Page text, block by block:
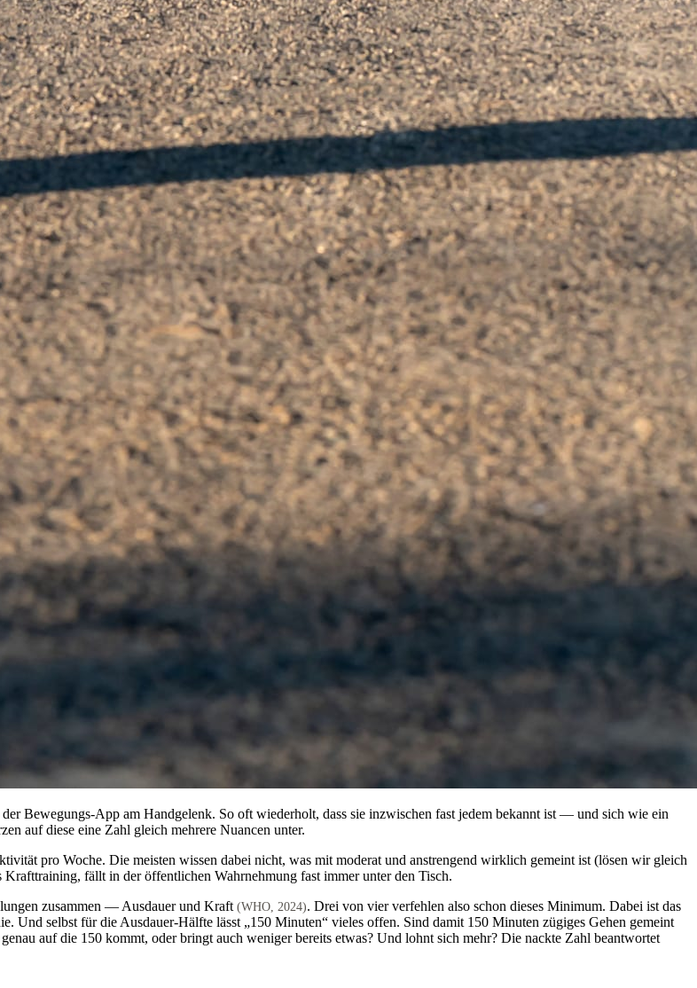
Bewegungs-App am Handgelenk. So oft wiederholt, dass sie inzwischen fast jedem bekannt ist — und sich wie ein
auf diese eine Zahl gleich mehrere Nuancen unter.
pro Woche. Die meisten wissen dabei nicht, was mit moderat und anstrengend wirklich gemeint ist (lösen wir gleich
fällt in der öffentlichen Wahrnehmung fast immer unter den Tisch.
zusammen — Ausdauer und Kraft (WHO, 2024). Drei von vier verfehlen also schon dieses Minimum. Dabei ist das
Und selbst für die Ausdauer-Hälfte lässt „150 Minuten“ vieles offen. Sind damit 150 Minuten zügiges Gehen gemeint
auf die 150 kommt, oder bringt auch weniger bereits etwas? Und lohnt sich mehr? Die nackte Zahl beantwortet